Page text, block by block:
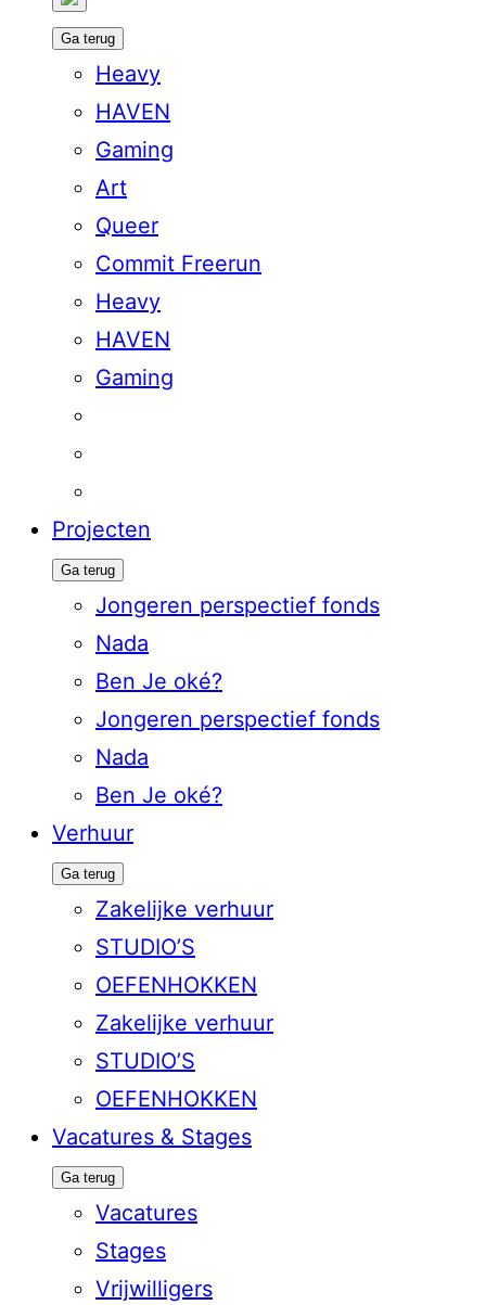
Ga terug
Heavy
HAVEN
Gaming
Art
Queer
Commit Freerun
Heavy
HAVEN
Gaming
Projecten
Ga terug
Jongeren perspectief fonds
Nada
Ben Je oké?
Jongeren perspectief fonds
Nada
Ben Je oké?
Verhuur
Ga terug
Zakelijke verhuur
STUDIO’S
OEFENHOKKEN
Zakelijke verhuur
STUDIO’S
OEFENHOKKEN
Vacatures & Stages
Ga terug
Vacatures
Stages
Vrijwilligers